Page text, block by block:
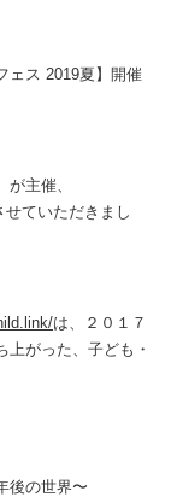
ェス 2019夏】開催
主催、
ていただきまし
は、２０１７
がった、子ども・
後の世界〜